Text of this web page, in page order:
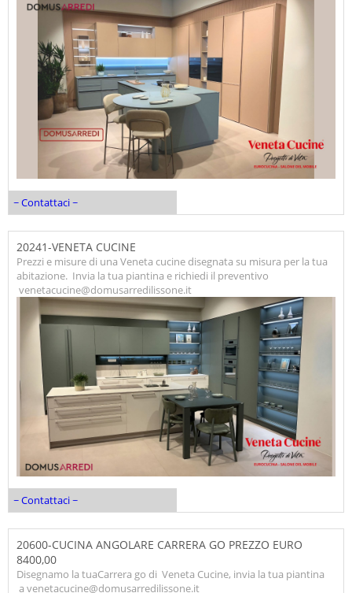
~ Contattaci ~
20241-VENETA CUCINE
Prezzi e misure di una Veneta cucine disegnata su misura per la tua
abitazione. Invia la tua piantina e richiedi il preventivo
venetacucine@domusarredilissone.it
~ Contattaci ~
20600-CUCINA ANGOLARE CARRERA GO PREZZO EURO
8400,00
Disegnamo la tuaCarrera go di Veneta Cucine, invia la tua piantina
a venetacucine@domusarredilissone.it